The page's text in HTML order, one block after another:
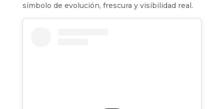
símbolo de evolución, frescura y visibilidad real.